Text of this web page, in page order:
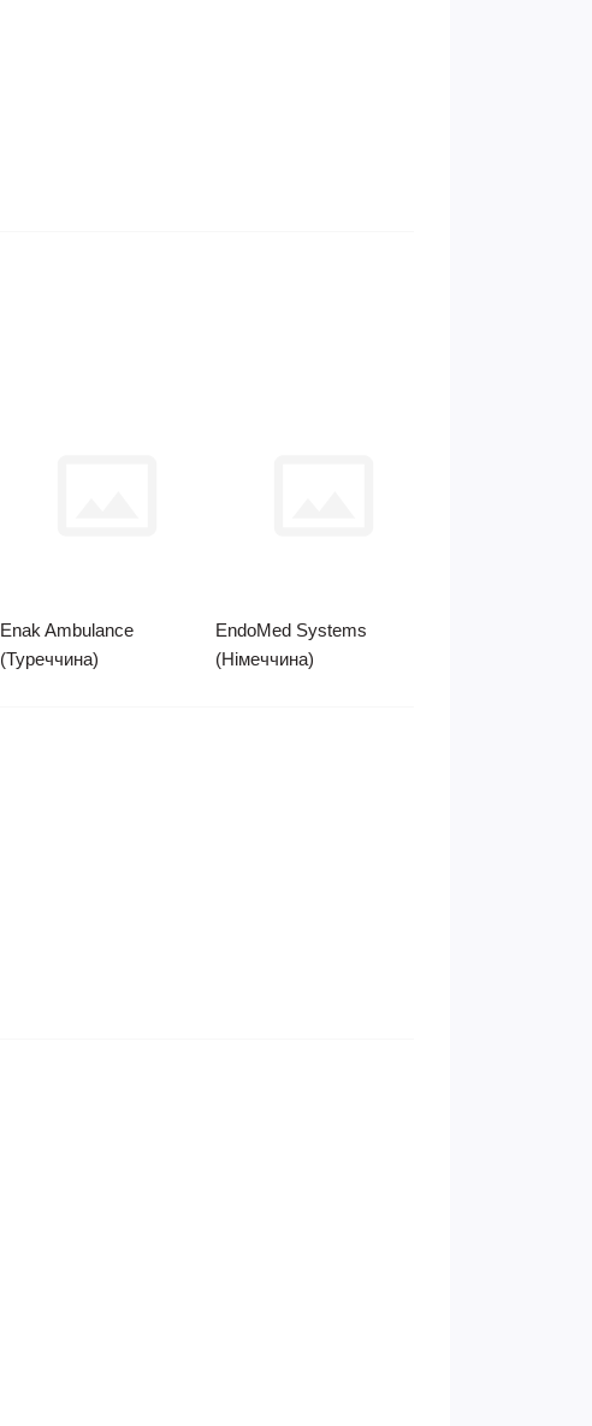
Enak Ambulance
(Туреччина)
EndoMed Systems
(Німеччина)